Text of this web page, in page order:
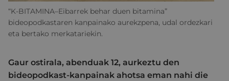
“K-BITAMINA–Eibarrek behar duen bitamina”
bideopodkastaren kanpainako aurekzpena, udal ordezkari
eta bertako merkatariekin.
Gaur ostirala, abenduak 12, aurkeztu den
bideopodkast-kanpainak ahotsa eman nahi die